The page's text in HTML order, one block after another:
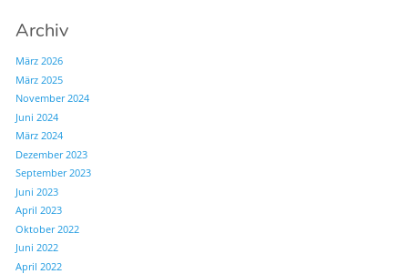
Archiv
März 2026
März 2025
November 2024
Juni 2024
März 2024
Dezember 2023
September 2023
Juni 2023
April 2023
Oktober 2022
Juni 2022
April 2022